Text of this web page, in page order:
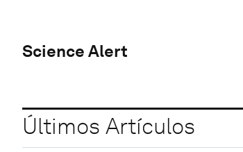
Science Alert
Últimos Artículos